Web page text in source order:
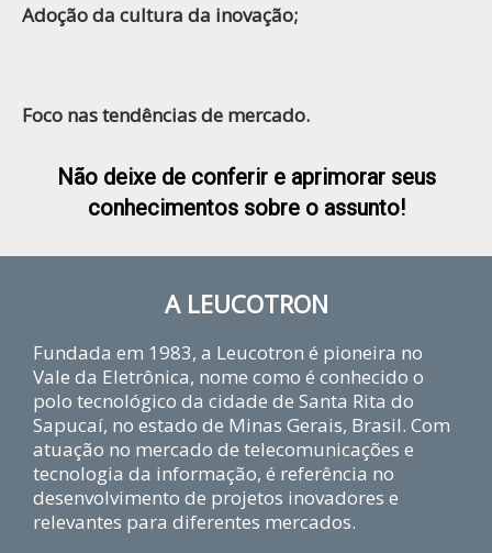
Adoção da cultura da inovação;
Foco nas tendências de mercado.
Não deixe de conferir e aprimorar seus
conhecimentos sobre o assunto!
A LEUCOTRON
Fundada em 1983, a Leucotron é pioneira no
Vale da Eletrônica, nome como é conhecido o
polo tecnológico da cidade de Santa Rita do
Sapucaí, no estado de Minas Gerais, Brasil. Com
atuação no mercado de telecomunicações e
tecnologia da informação, é referência no
desenvolvimento de projetos inovadores e
relevantes para diferentes mercados.